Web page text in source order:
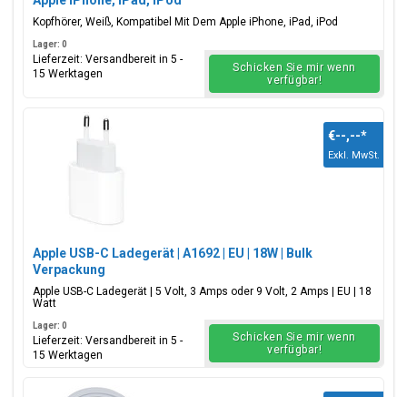
Kopfhörer, Weiß, Kompatibel Mit Dem Apple iPhone, iPad, iPod
Lager: 0
Lieferzeit: Versandbereit in 5 -
15 Werktagen
Schicken Sie mir wenn
verfügbar!
Apple USB-C Ladegerät | A1692 | EU | 18W | Bulk
Verpackung
Apple USB-C Ladegerät | 5 Volt, 3 Amps oder 9 Volt, 2 Amps | EU | 18
Watt
€--,--*
Exkl. MwSt.
Lager: 0
Lieferzeit: Versandbereit in 5 -
15 Werktagen
Schicken Sie mir wenn
verfügbar!